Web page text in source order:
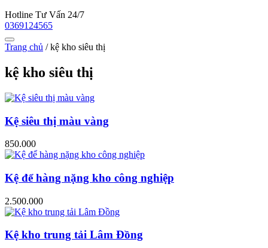
Hotline Tư Vấn 24/7
0369124565
Trang chủ /kệ kho siêu thị
kệ kho siêu thị
Kệ siêu thị màu vàng
850.000
Kệ để hàng nặng kho công nghiệp
2.500.000
Kệ kho trung tải Lâm Đồng